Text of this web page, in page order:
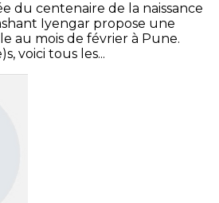
du centenaire de la naissance
Iyengar propose une
au mois de février à Pune.
voici tous les...